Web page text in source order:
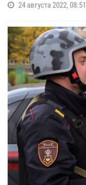
24 августа 2022, 08:51